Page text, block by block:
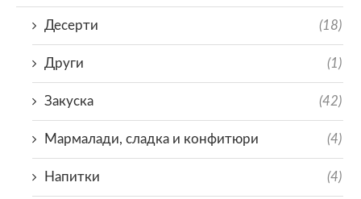
Десерти (18)
Други (1)
Закуска (42)
Мармалади, сладка и конфитюри (4)
Напитки (4)